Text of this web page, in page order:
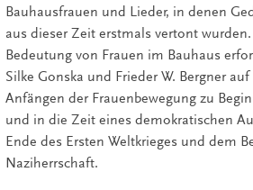
Bauhausfrauen und Lieder, in denen
aus dieser Zeit erstmals vertont
Bedeutung von Frauen im Bauhaus
Silke Gonska und Frieder W. Bergner
Anfängen der Frauenbewegung zu
und in die Zeit eines demokratischen
Ende des Ersten Weltkrieges und dem
Naziherrschaft.